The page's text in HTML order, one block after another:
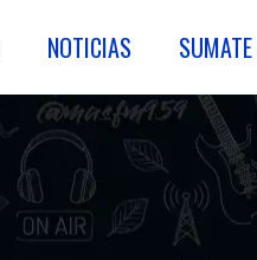
NOTICIAS SUMATE